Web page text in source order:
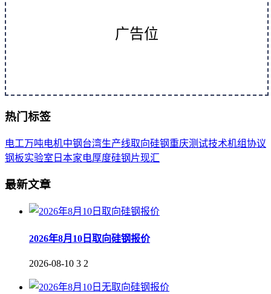
广告位
热门标签
电工万吨电机中钢台湾生产线取向硅钢重庆测试技术机组协议
钢板实验室 日本家电厚度硅钢片现汇
最新文章
2026年8月10日取向硅钢报价
2026-08-10 3 2